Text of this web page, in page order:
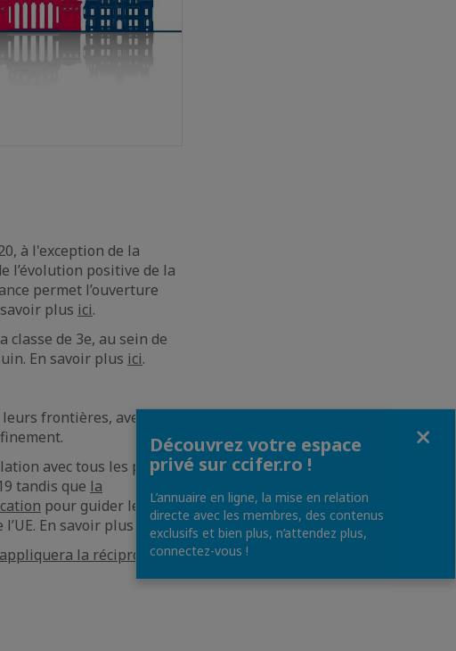
à l'exception de la
l’évolution positive de la
permet l’ouverture
plus ici.
classe de 3e, au sein de
En savoir plus ici.
frontières, avec ou
avec tous les pays de
tandis que la
pour guider les
En savoir plus
ici.
appliquera la réciprocité
Découvrez votre espace
privé sur ccifer.ro !
L’annuaire en ligne, la mise en relation
directe avec les membres, des contenus
exclusifs et bien plus, n’attendez plus,
connectez-vous !